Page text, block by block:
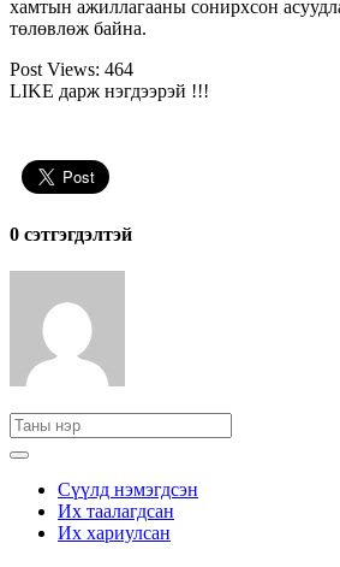
хамтын ажиллагааны сонирхсон
төлөвлөж байна.
Post Views: 464
LIKE дарж нэгдээрэй !!!
0 cэтгэгдэлтэй
Сүүлд нэмэгдсэн
Их таалагдсан
Их хариулсан